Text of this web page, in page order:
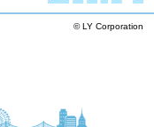
© LY Corporation